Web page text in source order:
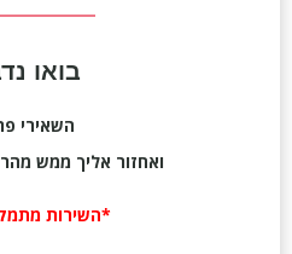
בואו
השאירי
ואחזור אליך ממש
*השירות